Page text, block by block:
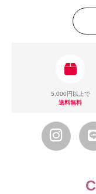
5,000円以上で
送料無料